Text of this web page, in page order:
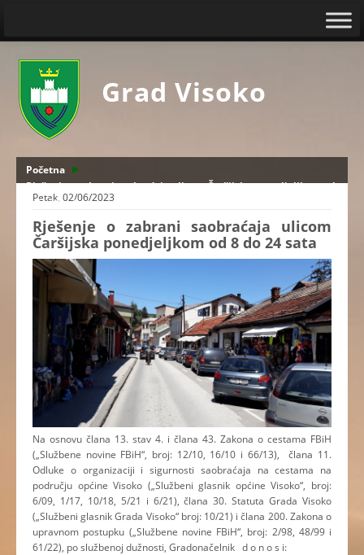
Grad Visoko
Početna
Rješenje o zabrani saobraćaja ulicom Čaršijska ponedjeljkom od
8 do 24 sata
Petak, 02/06/2023
Rješenje o zabrani saobraćaja ulicom
Čaršijska ponedjeljkom od 8 do 24 sata
Na osnovu člana 13. stav 4. i člana 43. Zakona o cestama FBiH
(„Službene novine FBiH“, broj: 12/10, 16/10 i 66/13), člana 11.
Odluke o organizaciji i sigurnosti saobraćaja na cestama na
području općine Visoko („Službeni glasnik općine Visoko“, broj:
6/09, 1/17, 10/18, 5/21 i 6/21), člana 30. Statuta Grada Visoko
(„Službeni glasnik Grada Visoko“ broj: 10/21) i člana 200. Zakona o
upravnom postupku („Službene novine FBiH“, broj: 2/98, 48/99 i
61/22), po službenoj dužnosti, Gradonačelnik d o n o s i: